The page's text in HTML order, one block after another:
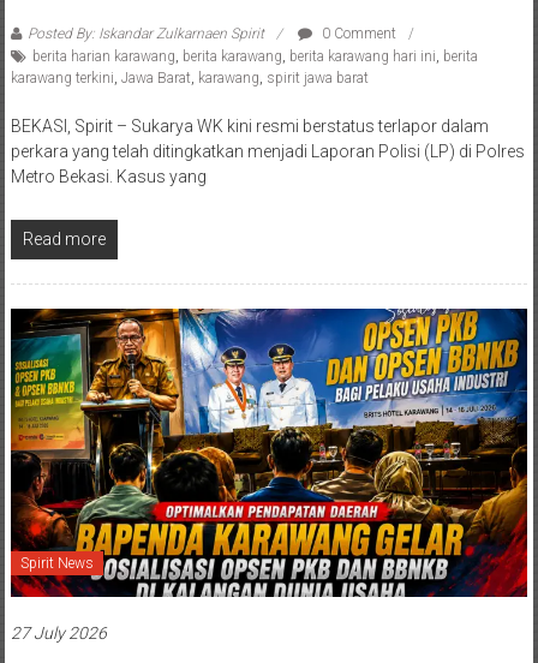
Posted By: Iskandar Zulkarnaen Spirit
0 Comment
berita harian karawang berita karawang berita karawang hari ini berita
karawang terkini Jawa Barat karawang spirit jawa barat
BEKASI, Spirit – Sukarya WK kini resmi berstatus terlapor dalam
perkara yang telah ditingkatkan menjadi Laporan Polisi (LP) di Polres
Metro Bekasi. Kasus yang
Read more
Spirit News
27 July 2026